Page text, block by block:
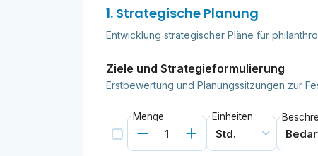
1. Strategische Planung
Entwicklung strategischer Pläne für
Ziele und Strategieformulierung
Erstbewertung und Planungssitzungen zur
Menge Einheiten